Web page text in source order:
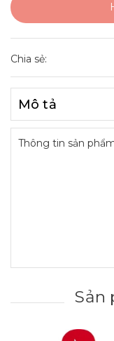
Chia sẻ:
Mô tả
Thông tin sản
Sản